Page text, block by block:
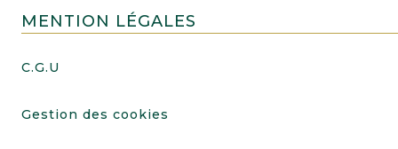
MENTION LÉGALES
C.G.U
Gestion des cookies